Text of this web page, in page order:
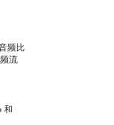
频比
流
和